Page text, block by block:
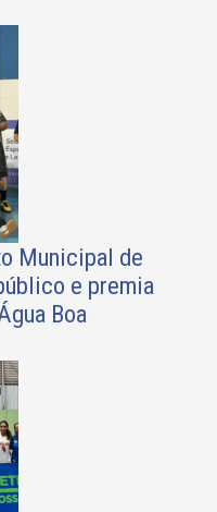
Municipal de
e premia
Boa